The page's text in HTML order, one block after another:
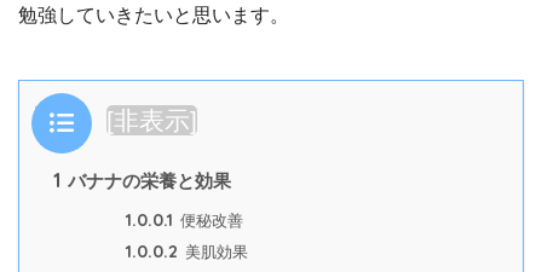
勉強していきたいと思います。
目次 [非表示]
1 バナナの栄養と効果
1.0.0.1 便秘改善
1.0.0.2 美肌効果